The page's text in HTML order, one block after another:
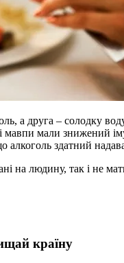
а друга – солодку
мали знижений
алкоголь здатний
на людину, так і не
країну